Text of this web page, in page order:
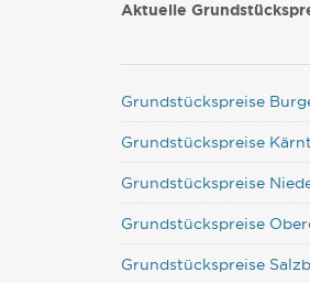
Aktuelle
Grundstückspreise
Grundstückspreise
Grundstückspreise
Grundstückspreise
Grundstückspreise